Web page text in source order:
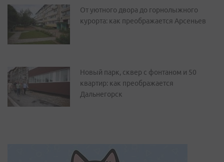
От уютного двора до горнолыжного
курорта: как преображается Арсеньев
Новый парк, сквер с фонтаном и 50
квартир: как преображается
Дальнегорск